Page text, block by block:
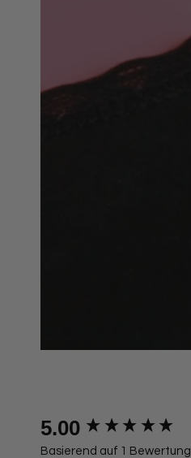
5.00
Basierend auf 1 Bewertung
New content loaded